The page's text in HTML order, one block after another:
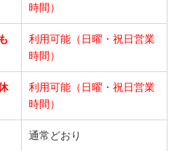
時間）
利用可能（日曜・祝日営業
時間）
利用可能（日曜・祝日営業
時間）
通常どおり